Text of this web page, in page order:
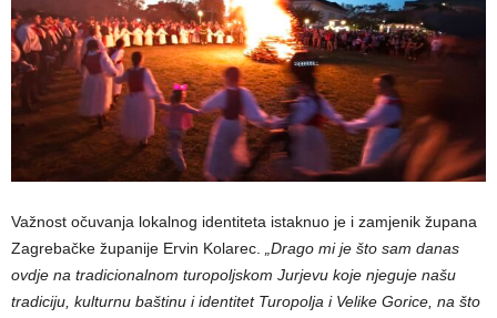
Važnost očuvanja lokalnog identiteta istaknuo je i zamjenik župana
Zagrebačke županije Ervin Kolarec. „Drago mi je što sam danas
ovdje na tradicionalnom turopoljskom Jurjevu koje njeguje našu
tradiciju, kulturnu baštinu i identitet Turopolja i Velike Gorice, na što